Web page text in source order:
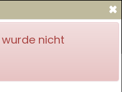
×
nicht